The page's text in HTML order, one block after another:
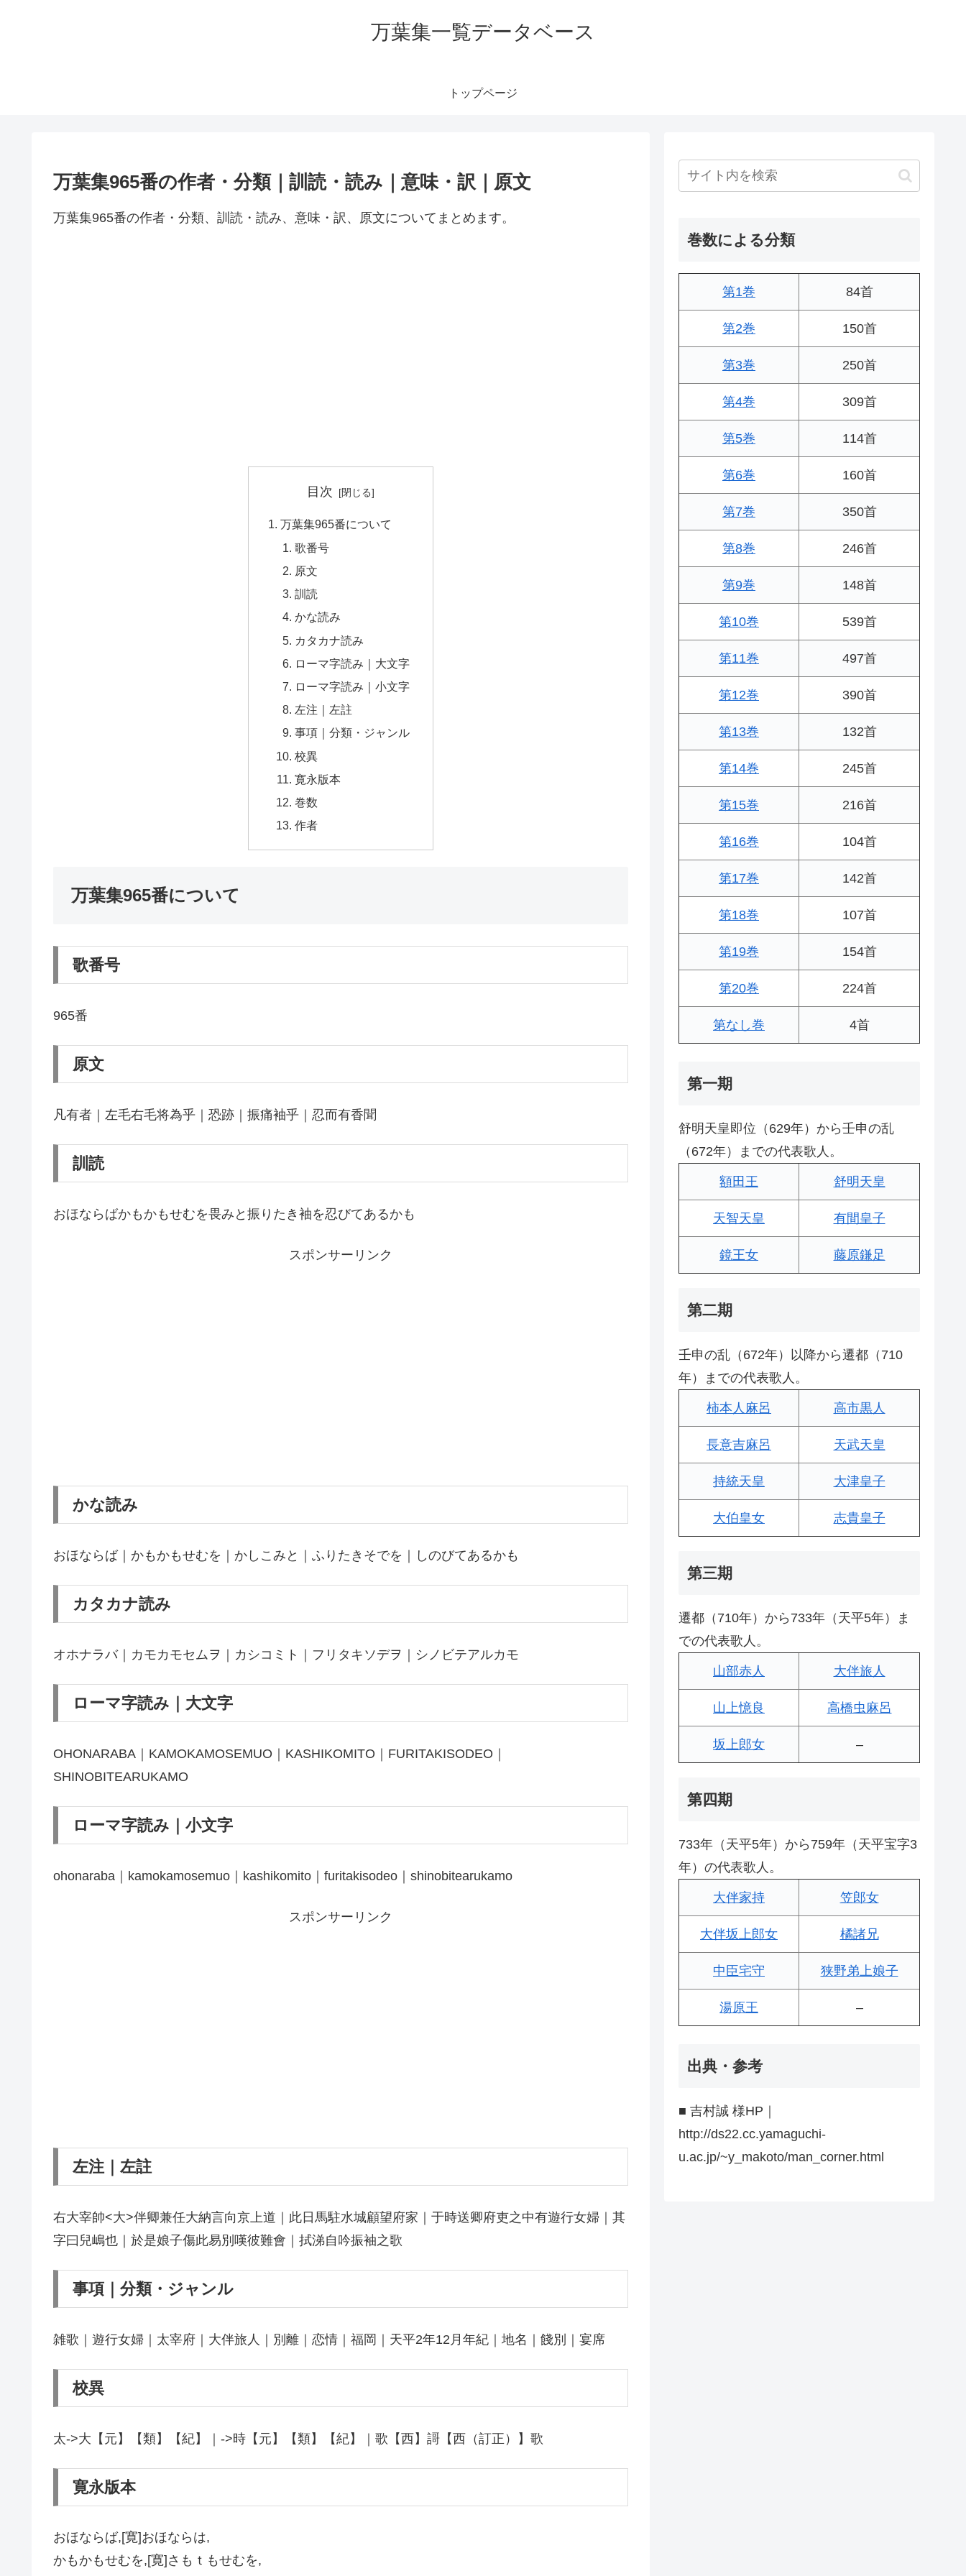
万葉集一覧データベース
トップページ
万葉集965番の作者・分類｜訓読・読み｜意味・訳｜原文
万葉集965番の作者・分類、訓読・読み、意味・訳、原文についてまとめます。
目次
万葉集965番について
歌番号
原文
訓読
かな読み
カタカナ読み
ローマ字読み｜大文字
ローマ字読み｜小文字
左注｜左註
事項｜分類・ジャンル
校異
寛永版本
巻数
作者
万葉集965番について
歌番号
965番
原文
凡有者｜左毛右毛将為乎｜恐跡｜振痛袖乎｜忍而有香聞
訓読
おほならばかもかもせむを畏みと振りたき袖を忍びてあるかも
スポンサーリンク
かな読み
おほならば｜かもかもせむを｜かしこみと｜ふりたきそでを｜しのびてあるかも
カタカナ読み
オホナラバ｜カモカモセムヲ｜カシコミト｜フリタキソデヲ｜シノビテアルカモ
ローマ字読み｜大文字
OHONARABA｜KAMOKAMOSEMUO｜KASHIKOMITO｜FURITAKISODEO｜
SHINOBITEARUKAMO
ローマ字読み｜小文字
ohonaraba｜kamokamosemuo｜kashikomito｜furitakisodeo｜shinobitearukamo
スポンサーリンク
左注｜左註
右大宰帥<大>伴卿兼任大納言向京上道｜此日馬駐水城顧望府家｜于時送卿府吏之中有遊行女婦｜其
字曰兒嶋也｜於是娘子傷此易別嘆彼難會｜拭涕自吟振袖之歌
事項｜分類・ジャンル
雑歌｜遊行女婦｜太宰府｜大伴旅人｜別離｜恋情｜福岡｜天平2年12月年紀｜地名｜餞別｜宴席
校異
太->大【元】【類】【紀】｜->時【元】【類】【紀】｜歌【西】謌【西（訂正）】歌
寛永版本
おほならば,[寛]おほならは,
かもかもせむを,[寛]さもｔもせむを,
巻数による分類
第1巻 84首
第2巻 150首
第3巻 250首
第4巻 309首
第5巻 114首
第6巻 160首
第7巻 350首
第8巻 246首
第9巻 148首
第10巻 539首
第11巻 497首
第12巻 390首
第13巻 132首
第14巻 245首
第15巻 216首
第16巻 104首
第17巻 142首
第18巻 107首
第19巻 154首
第20巻 224首
第なし巻 4首
第一期
舒明天皇即位（629年）から壬申の乱
（672年）までの代表歌人。
額田王 舒明天皇
天智天皇 有間皇子
鏡王女 藤原鎌足
第二期
壬申の乱（672年）以降から遷都（710
年）までの代表歌人。
柿本人麻呂 高市黒人
長意吉麻呂 天武天皇
持統天皇 大津皇子
大伯皇女 志貴皇子
第三期
遷都（710年）から733年（天平5年）ま
での代表歌人。
山部赤人 大伴旅人
山上憶良 高橋虫麻呂
坂上郎女 –
第四期
733年（天平5年）から759年（天平宝字3
年）の代表歌人。
大伴家持 笠郎女
大伴坂上郎女 橘諸兄
中臣宅守 狭野弟上娘子
湯原王 –
出典・参考
■ 吉村誠 様HP｜
http://ds22.cc.yamaguchi-
u.ac.jp/~y_makoto/man_corner.html